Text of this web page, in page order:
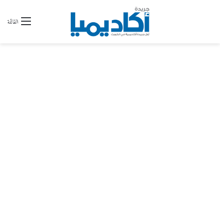
القائمة